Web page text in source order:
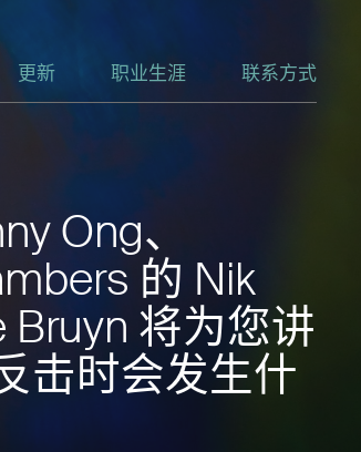
更新 职业生涯 联系方式
Ong、
的 Nik
Bruyn 将为您讲
击时会发生什